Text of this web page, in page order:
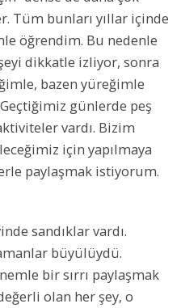
Tüm bunları yıllar içinde
öğrendim. Bu nedenle
dikkatle izliyor, sonra
bazen yüreğimle
günlerde peş
vardı. Bizim
için yapılmaya
paylaşmak istiyorum.
sandıklar vardı.
büyülüydü.
bir sırrı paylaşmak
olan her şey, o